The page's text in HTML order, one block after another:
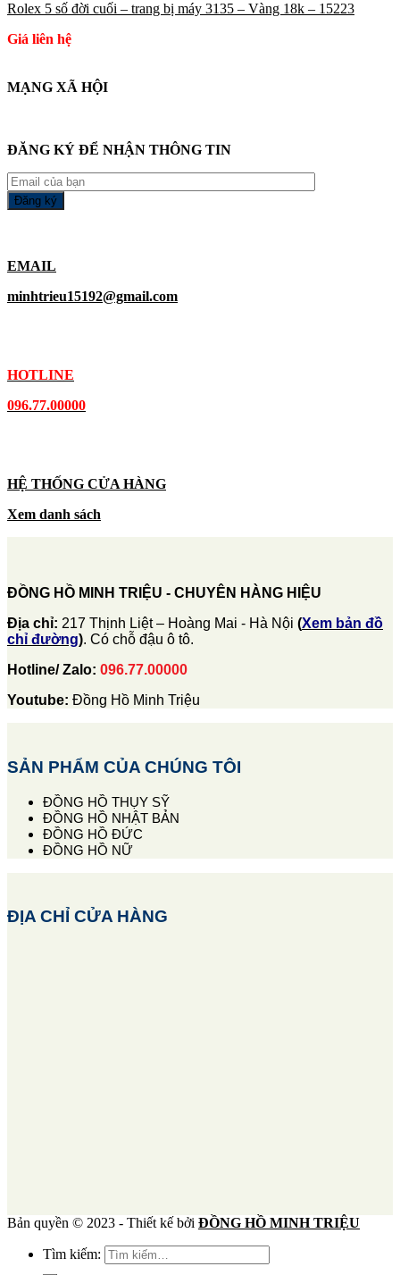
Rolex 5 số đời cuối – trang bị máy 3135 – Vàng 18k – 15223
Giá liên hệ
MẠNG XÃ HỘI
ĐĂNG KÝ ĐỂ NHẬN THÔNG TIN
EMAIL
minhtrieu15192@gmail.com
HOTLINE
096.77.00000
HỆ THỐNG CỬA HÀNG
Xem danh sách
ĐỒNG HỒ MINH TRIỆU - CHUYÊN HÀNG HIỆU
Địa chỉ: 217 Thịnh Liệt – Hoàng Mai - Hà Nội (Xem bản đồ
chỉ đường). Có chỗ đậu ô tô.
Hotline/ Zalo: 096.77.00000
Youtube: Đồng Hồ Minh Triệu
SẢN PHẨM CỦA CHÚNG TÔI
ĐỒNG HỒ THỤY SỸ
ĐỒNG HỒ NHẬT BẢN
ĐỒNG HỒ ĐỨC
ĐỒNG HỒ NỮ
ĐỊA CHỈ CỬA HÀNG
Bản quyền © 2023 - Thiết kế bởi ĐỒNG HỒ MINH TRIỆU
Tìm kiếm: